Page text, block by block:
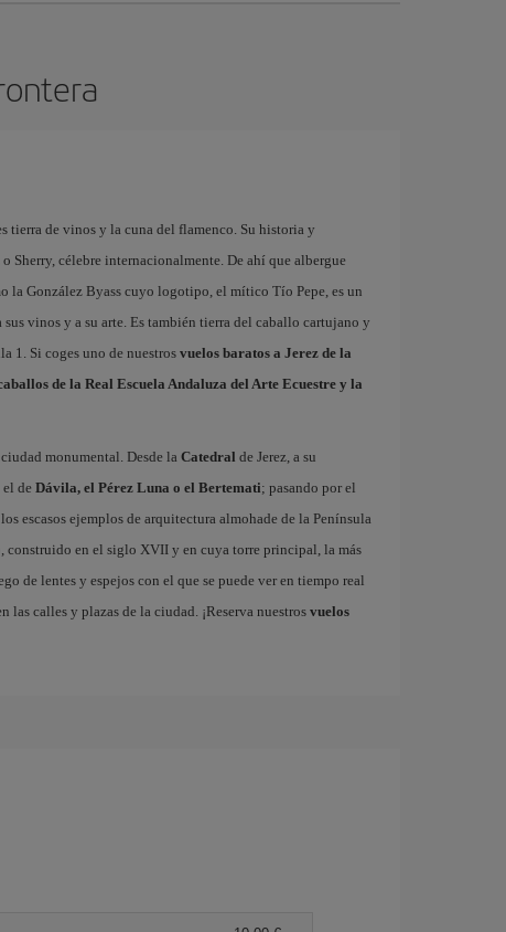
tierra de vinos y la cuna del flamenco. Su historia y
Sherry, célebre internacionalmente. De ahí que albergue
la González Byass cuyo logotipo, el mítico Tío Pepe, es un
vinos y a su arte. Es también tierra del caballo cartujano y
1. Si coges uno de nuestros vuelos baratos a Jerez de la
de la Real Escuela Andaluza del Arte Ecuestre y la
monumental. Desde laCatedral de Jerez, a su
de Dávila, el Pérez Luna o el Bertemati; pasando por el
escasos ejemplos de arquitectura almohade de la Península
, construido en el siglo XVII y en cuya torre principal, la más
de lentes y espejos con el que se puede ver en tiempo real
calles y plazas de la ciudad. ¡Reserva nuestros vuelos